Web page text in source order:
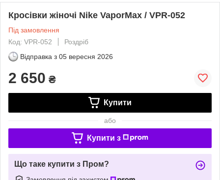
Кросівки жіночі Nike VaporMax / VPR-052
Під замовлення
Код: VPR-052
Роздріб
Відправка з 05 вересня 2026
2 650 ₴
Купити
або
Купити з
Що таке купити з Пром?